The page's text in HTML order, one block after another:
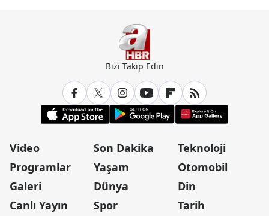
Bizi Takip Edin
Video
Programlar
Galeri
Canlı Yayın
Son Dakika
Yaşam
Dünya
Spor
Teknoloji
Otomobil
Din
Tarih